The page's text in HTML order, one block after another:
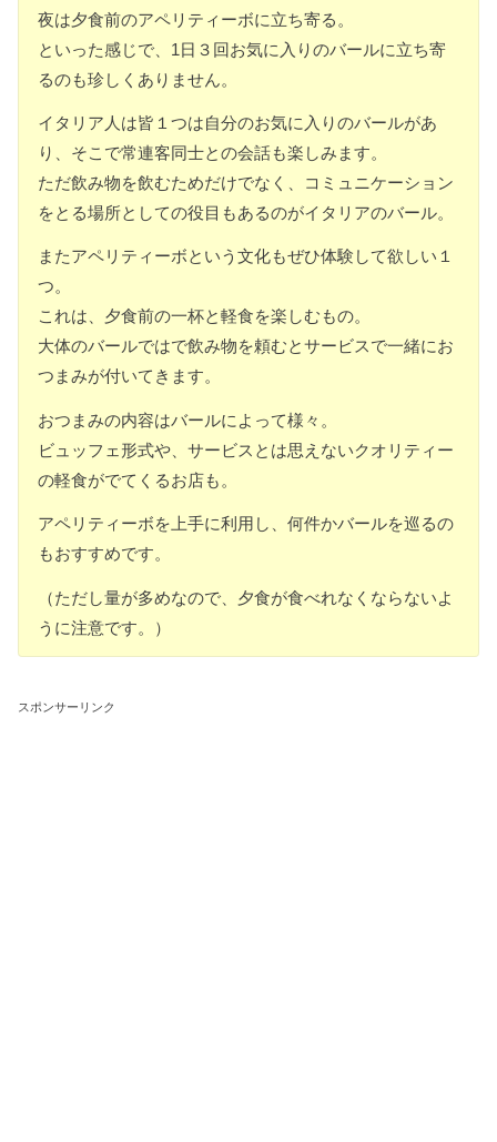
夜は夕食前のアペリティーボに立ち寄る。
といった感じで、1日３回お気に入りのバールに立ち寄
るのも珍しくありません。
イタリア人は皆１つは自分のお気に入りのバールがあ
り、そこで常連客同士との会話も楽しみます。
ただ飲み物を飲むためだけでなく、コミュニケーション
をとる場所としての役目もあるのがイタリアのバール。
またアペリティーボという文化もぜひ体験して欲しい１
つ。
これは、夕食前の一杯と軽食を楽しむもの。
大体のバールではで飲み物を頼むとサービスで一緒にお
つまみが付いてきます。
おつまみの内容はバールによって様々。
ビュッフェ形式や、サービスとは思えないクオリティー
の軽食がでてくるお店も。
アペリティーボを上手に利用し、何件かバールを巡るの
もおすすめです。
（ただし量が多めなので、夕食が食べれなくならないよ
うに注意です。）
スポンサーリンク